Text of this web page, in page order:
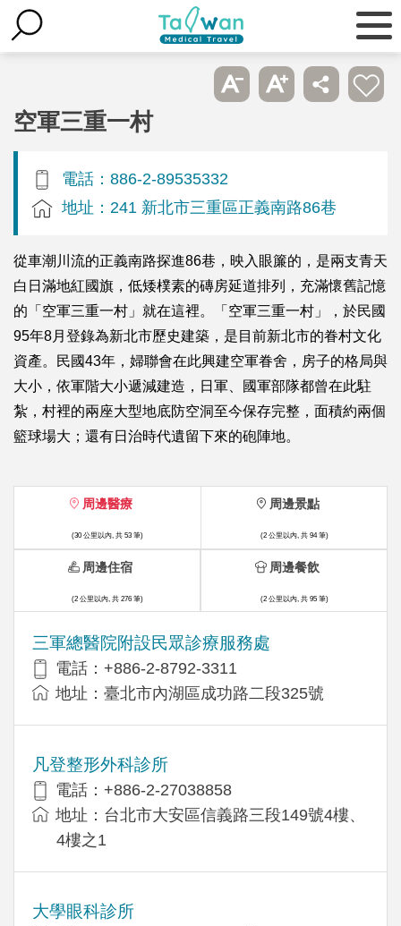
空軍三重一村
電話：886-2-89535332
地址：241 新北市三重區正義南路86巷
從車潮川流的正義南路探進86巷，映入眼簾的，是兩支青天
白日滿地紅國旗，低矮樸素的磚房延道排列，充滿懷舊記憶
的「空軍三重一村」就在這裡。「空軍三重一村」，於民國
95年8月登錄為新北市歷史建築，是目前新北市的眷村文化
資產。民國43年，婦聯會在此興建空軍眷舍，房子的格局與
大小，依軍階大小遞減建造，日軍、國軍部隊都曾在此駐
紮，村裡的兩座大型地底防空洞至今保存完整，面積約兩個
籃球場大；還有日治時代遺留下來的砲陣地。
周邊醫療
(30 公里以內, 共 53 筆)
三軍總醫院附設民眾診療服務處
電話：+886-2-8792-3311
地址：臺北市內湖區成功路二段325號
凡登整形外科診所
電話：+886-2-27038858
地址：台北市大安區信義路三段149號4樓、
4樓之1
大學眼科診所
周邊景點
(2 公里以內, 共 94 筆)
周邊住宿
(2 公里以內, 共 276 筆)
周邊餐飲
(2 公里以內, 共 95 筆)